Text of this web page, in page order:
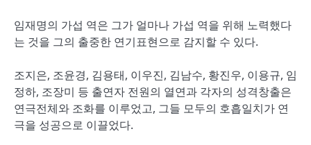
임재명의 가섭 역은 그가 얼마나 가섭 역을 위해 노력했다
는 것을 그의 출중한 연기표현으로 감지할 수 있다.
조지은, 조윤경, 김용태, 이우진, 김남수, 황진우, 이용규, 임
정하, 조장미 등 출연자 전원의 열연과 각자의 성격창출은
연극전체와 조화를 이루었고, 그들 모두의 호흡일치가 연
극을 성공으로 이끌었다.